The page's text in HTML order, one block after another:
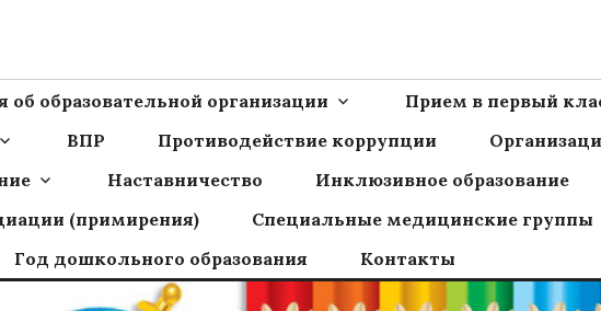
ООШ пос.Сборный
об образовательной организации
Прием в первый
ВПР Противодействие коррупции
Наставничество
Инклюзивное образование
(примирения)
Специальные медицинские группы
Год дошкольного образования Контакты